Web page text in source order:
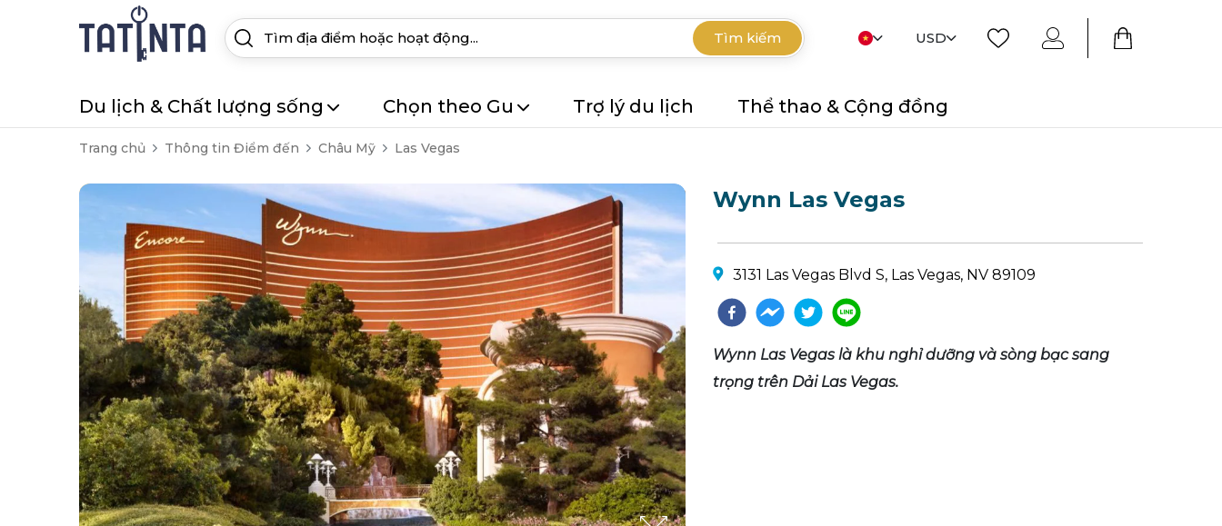
Tìm kiếm USD
Du lịch & Chất lượng sống Chọn theo Gu Trợ lý du lịch Thể thao & Cộng đồng
Trang chủ Thông tin Điểm đến Châu Mỹ Las Vegas
Wynn Las Vegas
3131 Las Vegas Blvd S, Las Vegas, NV 89109
Wynn Las Vegas là khu nghỉ dưỡng và sòng bạc sang
trọng trên Dải Las Vegas.